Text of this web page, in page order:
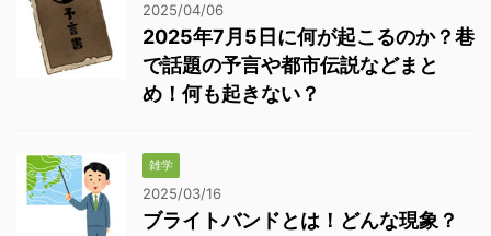
2025/04/06
2025年7月5日に何が起こるのか？巷
で話題の予言や都市伝説などまと
め！何も起きない？
雑学
2025/03/16
ブライトバンドとは！どんな現象？